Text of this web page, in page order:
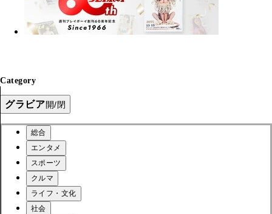
Category
グラビア開/閉
総合
エンタメ
スポーツ
クルマ
ライフ・文化
社会